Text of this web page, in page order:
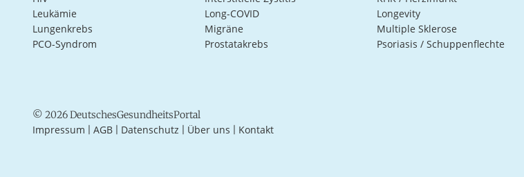
Leukämie
Long-COVID
Longevity
Lungenkrebs
Migräne
Multiple Sklerose
PCO-Syndrom
Prostatakrebs Psoriasis / Schuppenflechte
© 2026 DeutschesGesundheitsPortal
Impressum AGB Datenschutz Über uns Kontakt